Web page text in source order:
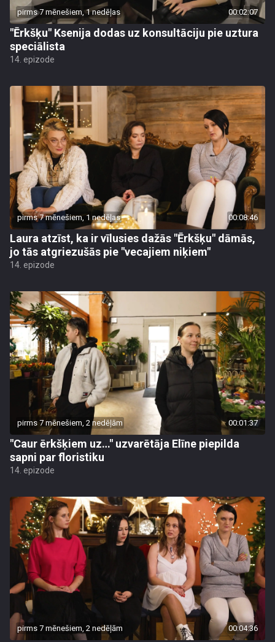
pirms 7 mēnešiem, 1 nedēļas 00:02:07
"Ērkšķu" Ksenija dodas uz konsultāciju pie uztura
speciālista
14. epizode
pirms 7 mēnešiem, 1 nedēļas 00:08:46
Laura atzīst, ka ir vīlusies dažās "Ērkšķu" dāmās,
jo tās atgriezušās pie "vecajiem niķiem"
14. epizode
pirms 7 mēnešiem, 2 nedēļām 00:01:37
"Caur ērkšķiem uz…" uzvarētāja Elīne piepilda
sapni par floristiku
14. epizode
pirms 7 mēnešiem, 2 nedēļām 00:04:36